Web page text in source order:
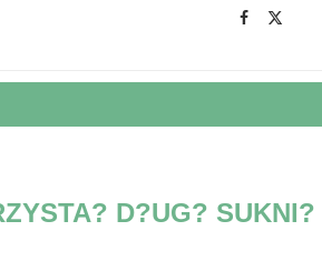
D?UG? SUKNI?